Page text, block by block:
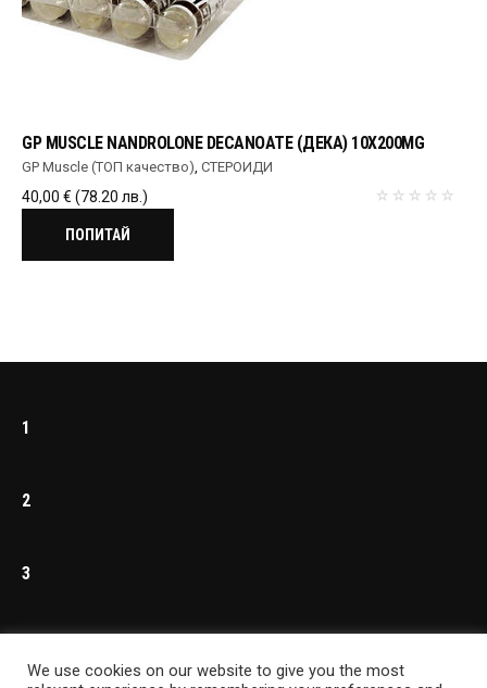
GP MUSCLE NANDROLONE DECANOATE (ДЕКА) 10X200MG
GP Muscle (ТОП качество),СТЕРОИДИ
40,00 € (78.20 лв.)
ПОПИТАЙ
1
2
3
We use cookies on our website to give you the most